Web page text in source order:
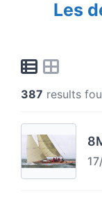
Les
387 results